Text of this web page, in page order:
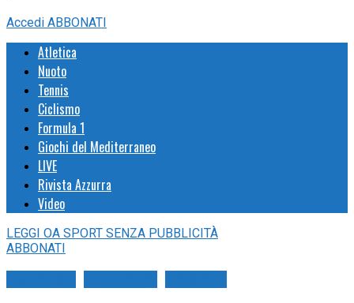
Accedi ABBONATI
Atletica
Nuoto
Tennis
Ciclismo
Formula 1
Giochi del Mediterraneo
LIVE
Rivista Azzurra
Video
LEGGI OA SPORT SENZA PUBBLICITÀ
ABBONATI